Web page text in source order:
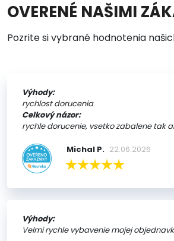
OVERENÉ NAŠIMI
Pozrite si vybrané hodnotenia
Výhody:
rychlost dorucenia
Celkový názor:
rychle dorucenie, vsetko zabalene tak
Michal P. 22.06.2026
Výhody:
Velmi rychle vybavenie mojej